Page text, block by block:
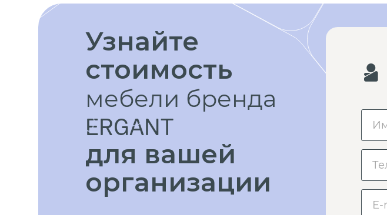
Узнайте
стоимость
мебели бренда
ERGANT
для вашей
организации